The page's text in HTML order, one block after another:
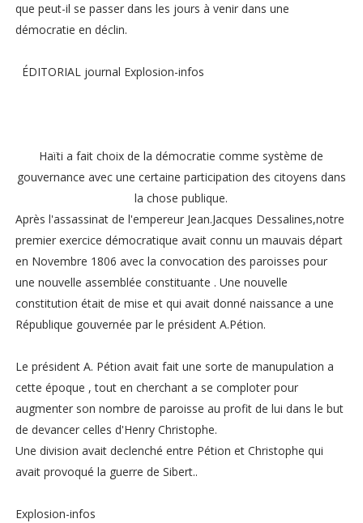
que peut-il se passer dans les jours à venir dans une
démocratie en déclin.
ÉDITORIAL journal Explosion-infos
Haïti a fait choix de la démocratie comme système de
gouvernance avec une certaine participation des citoyens dans
la chose publique.
Après l'assassinat de l'empereur Jean.Jacques Dessalines,notre
premier exercice démocratique avait connu un mauvais départ
en Novembre 1806 avec la convocation des paroisses pour
une nouvelle assemblée constituante . Une nouvelle
constitution était de mise et qui avait donné naissance a une
République gouvernée par le président A.Pétion.
Le président A. Pétion avait fait une sorte de manupulation a
cette époque , tout en cherchant a se comploter pour
augmenter son nombre de paroisse au profit de lui dans le but
de devancer celles d'Henry Christophe.
Une division avait declenché entre Pétion et Christophe qui
avait provoqué la guerre de Sibert..
Explosion-infos